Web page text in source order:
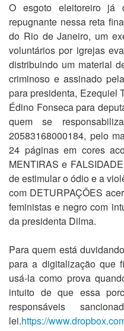
O esgoto eleitoreiro já
repugnante nessa reta
do Rio de Janeiro, um
voluntários por igrejas
distribuindo um material
criminoso e assinado
para presidenta, Ezequiel
Édino Fonseca para
quem se
20583168000184, pelo
24 páginas em cores
MENTIRAS e
de estimular o ódio e a
com DETURPAÇÕES
feministas e negro com
da presidenta Dilma.
Para quem está
para a digitalização que
usá-la como prova
intuito de que essa
responsáveis
lei.https://